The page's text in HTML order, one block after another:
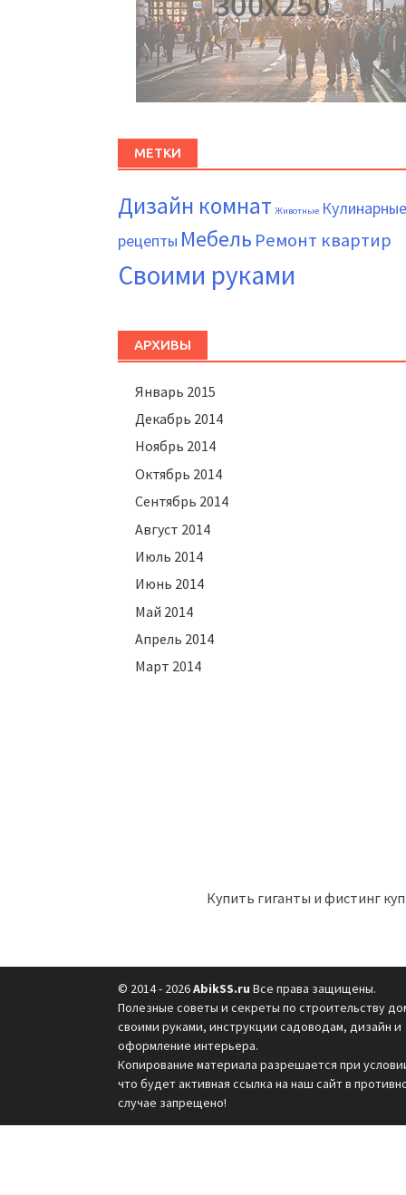
МЕТКИ
Дизайн комнат Животные Кулинарные
рецепты Мебель Ремонт квартир
Своими руками
АРХИВЫ
Январь 2015
Декабрь 2014
Ноябрь 2014
Октябрь 2014
Сентябрь 2014
Август 2014
Июль 2014
Июнь 2014
Май 2014
Апрель 2014
Март 2014
Купить гиганты и фистинг
© 2014 - 2026AbikSS.ru Все права защищены.
Полезные советы и секреты по строительству
своими руками, инструкции садоводам, дизайн и
оформление интерьера.
Копирование материала разрешается при
что будет активная ссылка на наш сайт в
случае запрещено!